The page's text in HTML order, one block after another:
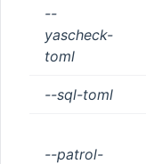
--
yascheck-
toml
--sql-toml
--patrol-